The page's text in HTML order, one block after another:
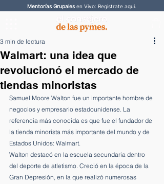
Mentorías Grupales en Vivo: Registrate aqui.
Walmart: una idea que
revolucionó el mercado de
tiendas minoristas
3 min de lectura
Samuel Moore Walton fue un importante hombre de
negocios y empresario estadounidense. La
referencia más conocida es que fue el fundador de
la tienda minorista más importante del mundo y de
Estados Unidos: Walmart.
Walton destacó en la escuela secundaria dentro
del deporte de atletismo. Creció en la época de la
Gran Depresión, en la que realizó numerosas